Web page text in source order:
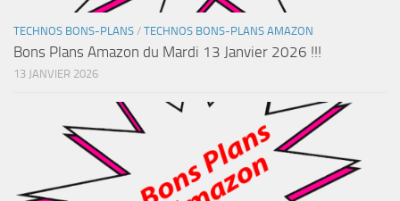
TECHNOS BONS-PLANS / TECHNOS BONS-PLANS AMAZON
Bons Plans Amazon du Mardi 13 Janvier 2026 !!!
13 JANVIER 2026